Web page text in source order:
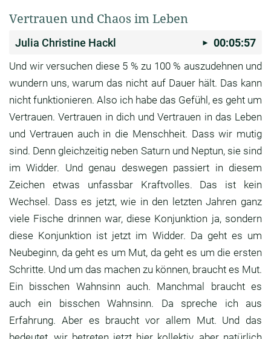
Vertrauen und Chaos im Leben
Julia Christine Hackl 00:05:57
Und wir versuchen diese 5 % zu 100 % auszudehnen und
wundern uns, warum das nicht auf Dauer hält. Das kann
nicht funktionieren. Also ich habe das Gefühl, es geht um
Vertrauen. Vertrauen in dich und Vertrauen in das Leben
und Vertrauen auch in die Menschheit. Dass wir mutig
sind. Denn gleichzeitig neben Saturn und Neptun, sie sind
im Widder. Und genau deswegen passiert in diesem
Zeichen
etwas unfassbar Kraftvolles.
Das ist kein
Wechsel. Dass es jetzt, wie in den letzten Jahren ganz
viele Fische drinnen war, diese Konjunktion ja, sondern
diese Konjunktion ist jetzt im Widder. Da geht es um
Neubeginn, da geht es um Mut, da geht es um die ersten
Schritte. Und um das machen zu können, braucht es Mut.
Ein bisschen Wahnsinn auch. Manchmal braucht es
auch ein bisschen Wahnsinn. Da
spreche ich aus
Erfahrung. Aber es braucht vor allem Mut. Und das